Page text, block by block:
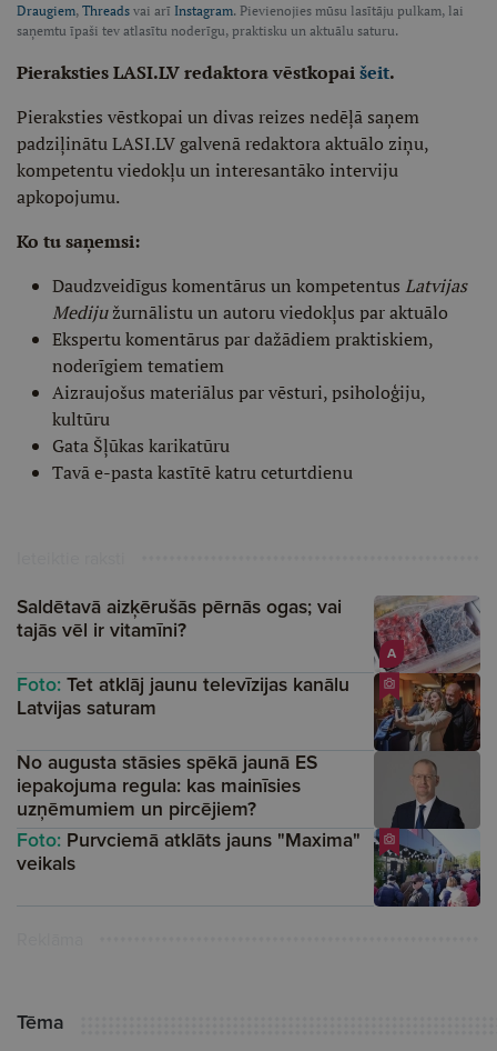
Draugiem, Threads vai arī Instagram. Pievienojies mūsu lasītāju pulkam, lai
saņemtu īpaši tev atlasītu noderīgu, praktisku un aktuālu saturu.
Pieraksties LASI.LV redaktora vēstkopaišeit.
Pieraksties vēstkopai un divas reizes nedēļā saņem
padziļinātu LASI.LV galvenā redaktora aktuālo ziņu,
kompetentu viedokļu un interesantāko interviju
apkopojumu.
Ko tu saņemsi:
Daudzveidīgus komentārus un kompetentus Latvijas
Medijužurnālistu un autoru viedokļus par aktuālo
Ekspertu komentārus par dažādiem praktiskiem,
noderīgiem tematiem
Aizraujošus materiālus par vēsturi, psiholoģiju,
kultūru
Gata Šļūkas karikatūru
Tavā e-pasta kastītē katru ceturtdienu
A
Saldētavā aizķērušās pērnās ogas; vai
tajās vēl ir vitamīni?
Foto:Tet atklāj jaunu televīzijas kanālu
Latvijas saturam
No augusta stāsies spēkā jaunā ES
iepakojuma regula: kas mainīsies
uzņēmumiem un pircējiem?
Foto: Purvciemā atklāts jauns "Maxima"
veikals
Tēma